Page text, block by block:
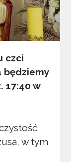
czci
będziemy
17:40 w
w tym